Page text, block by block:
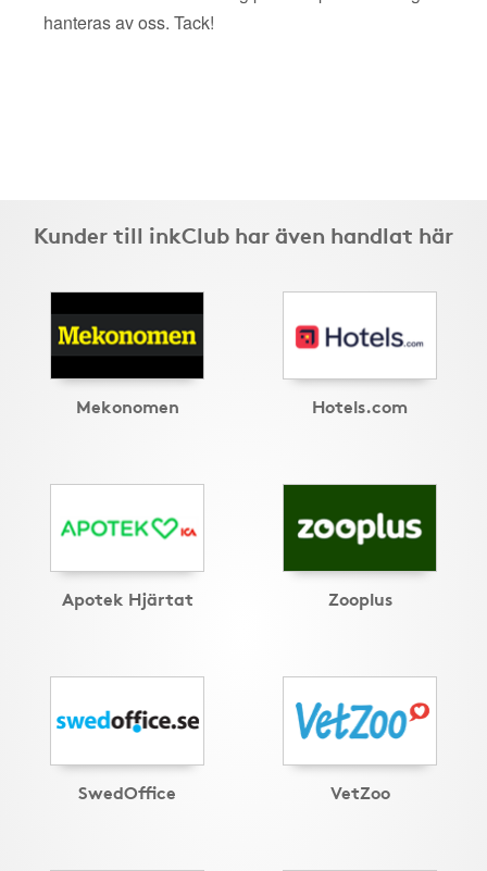
hanteras av oss. Tack!
Kunder till inkClub har även handlat här
Mekonomen Hotels.com
Apotek Hjärtat Zooplus
SwedOffice VetZoo